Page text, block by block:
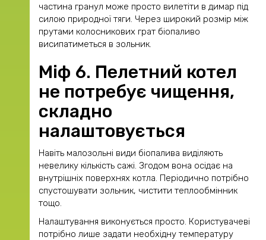
частина гранул може просто вилетіти в димар під
силою природної тяги. Через широкий розмір між
прутами колосникових грат біопаливо
висипатиметься в зольник.
Міф 6. Пелетний котел
не потребує чищення,
складно
налаштовується
Навіть малозольні види біопалива виділяють
невелику кількість сажі. Згодом вона осідає на
внутрішніх поверхнях котла. Періодично потрібно
спустошувати зольник, чистити теплообмінник
тощо.
Налаштування виконується просто. Користувачеві
потрібно лише задати необхідну температуру